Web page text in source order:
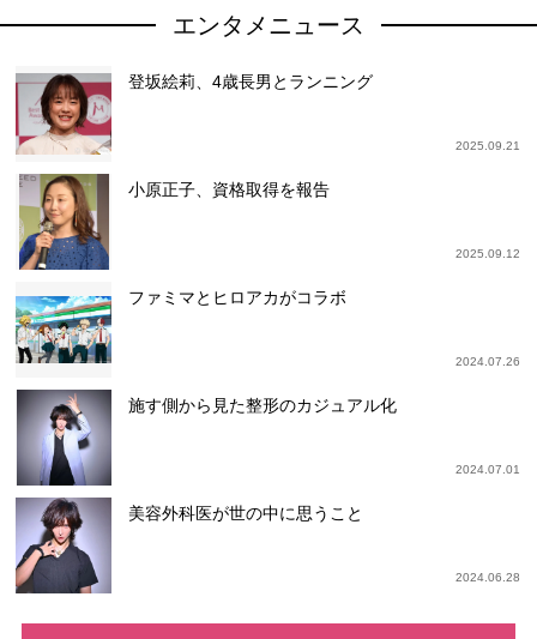
エンタメニュース
登坂絵莉、4歳長男とランニング
2025.09.21
小原正子、資格取得を報告
2025.09.12
ファミマとヒロアカがコラボ
2024.07.26
施す側から見た整形のカジュアル化
2024.07.01
美容外科医が世の中に思うこと
2024.06.28